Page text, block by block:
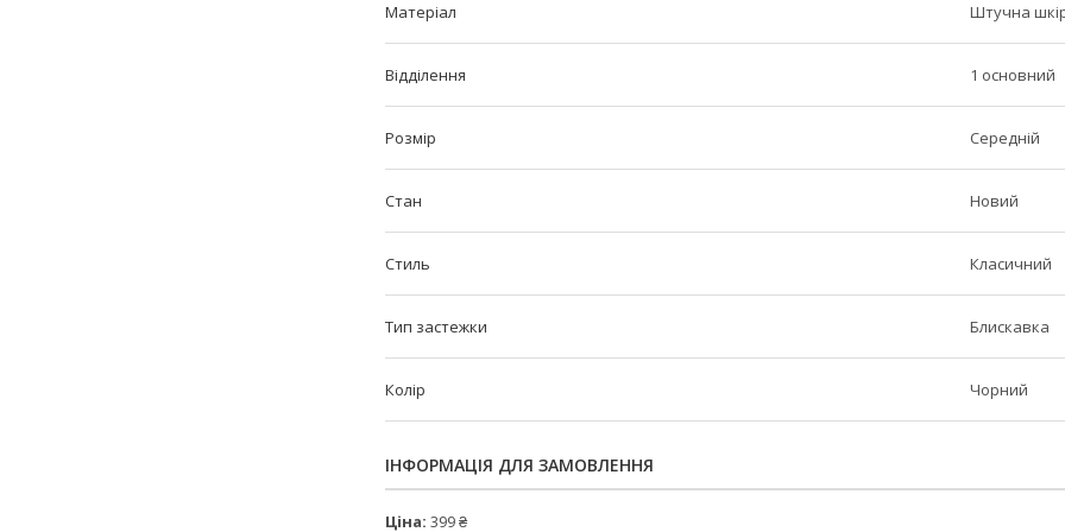
Матеріал Штучна
Відділення 1 основний
Розмір Середній
Стан Новий
Стиль Класичний
Тип застежки Блискавка
Колір Чорний
ІНФОРМАЦІЯ ДЛЯ ЗАМОВЛЕННЯ
Ціна: 399 ₴